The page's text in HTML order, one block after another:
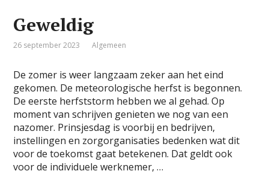
Geweldig
26 september 2023 Algemeen
De zomer is weer langzaam zeker aan het eind
gekomen. De meteorologische herfst is begonnen.
De eerste herfststorm hebben we al gehad. Op
moment van schrijven genieten we nog van een
nazomer. Prinsjesdag is voorbij en bedrijven,
instellingen en zorgorganisaties bedenken wat dit
voor de toekomst gaat betekenen. Dat geldt ook
voor de individuele werknemer, …